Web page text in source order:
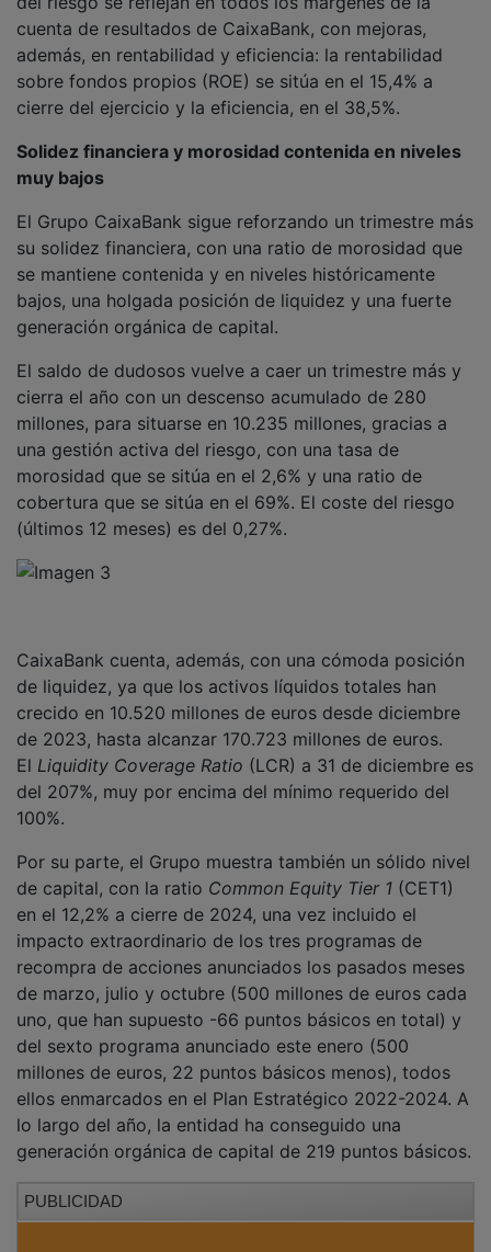
cuenta de resultados de CaixaBank, con mejoras,
además, en rentabilidad y eficiencia: la rentabilidad
sobre fondos propios (ROE) se sitúa en el 15,4% a
cierre del ejercicio y la eficiencia, en el 38,5%.
muy bajos
su solidez financiera, con una ratio de morosidad que
se mantiene contenida y en niveles históricamente
bajos, una holgada posición de liquidez y una fuerte
generación orgánica de capital.
cierra el año con un descenso acumulado de 280
millones, para situarse en 10.235 millones, gracias a
una gestión activa del riesgo, con una tasa de
morosidad que se sitúa en el 2,6% y una ratio de
cobertura que se sitúa en el 69%. El coste del riesgo
(últimos 12 meses) es del 0,27%.
de liquidez, ya que los activos líquidos totales han
crecido en 10.520 millones de euros desde diciembre
de 2023, hasta alcanzar 170.723 millones de euros.
El Liquidity Coverage Ratio(LCR) a 31 de diciembre es
del 207%, muy por encima del mínimo requerido del
100%.
de capital, con la ratioCommon Equity Tier 1(CET1)
en el 12,2% a cierre de 2024, una vez incluido el
impacto extraordinario de los tres programas de
recompra de acciones anunciados los pasados meses
de marzo, julio y octubre (500 millones de euros cada
uno, que han supuesto -66 puntos básicos en total) y
del sexto programa anunciado este enero (500
millones de euros, 22 puntos básicos menos), todos
ellos enmarcados en el Plan Estratégico 2022-2024. A
lo largo del año, la entidad ha conseguido una
generación orgánica de capital de 219 puntos básicos.